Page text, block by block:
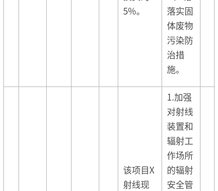
5%。
落实固
体废物
污染防
治措
施。
该项目X
射线现
1.加强
对射线
装置和
辐射工
作场所
的辐射
安全管